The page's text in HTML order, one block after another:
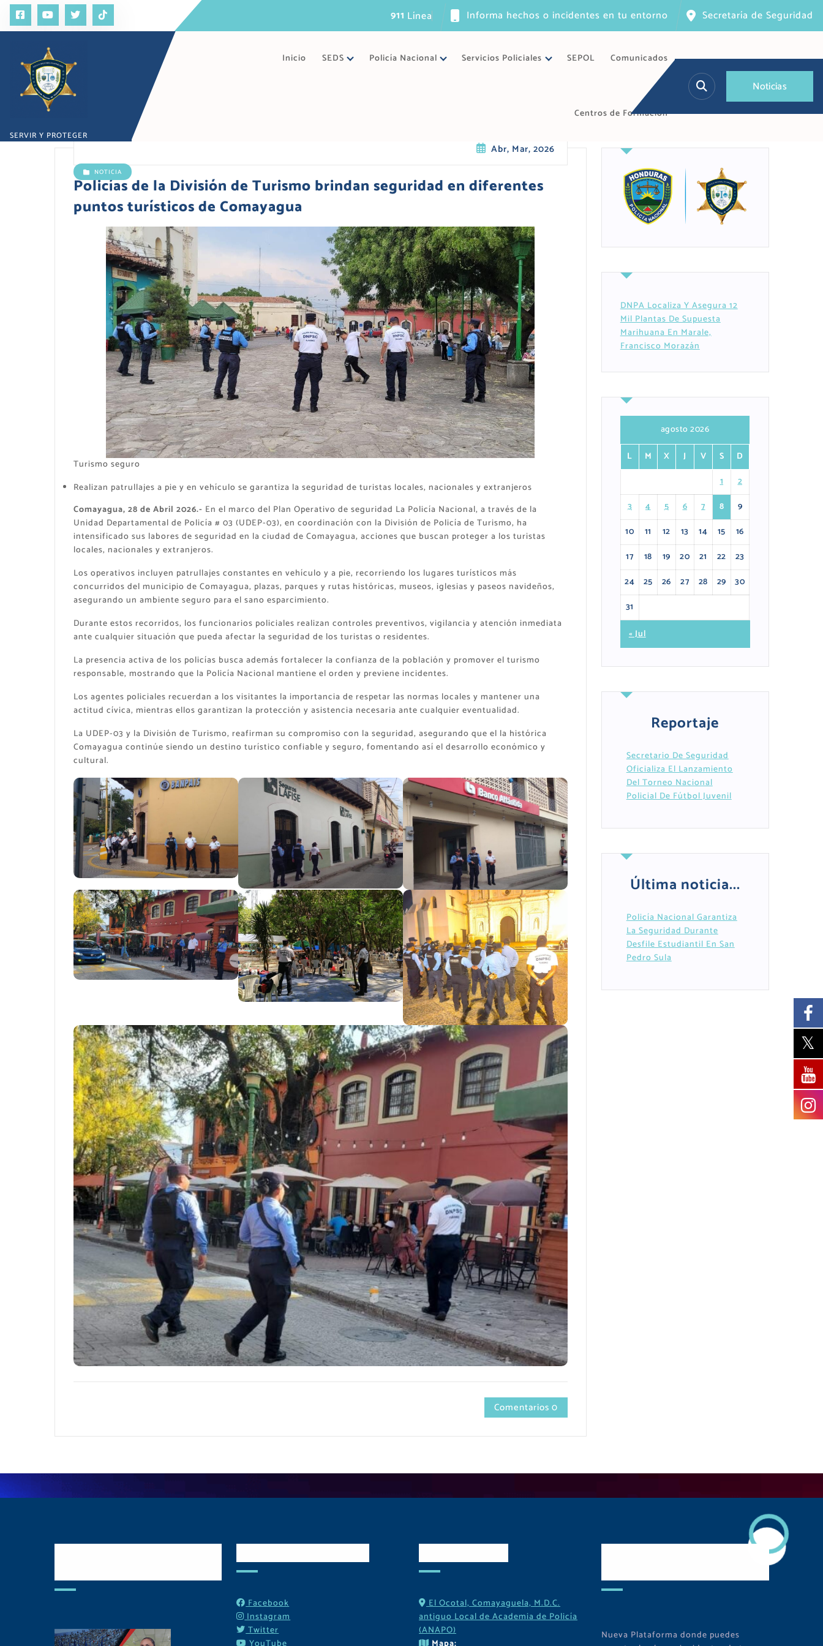
l
n
ún ca de Informa hechos o incidentes en tu entorno Secretaría de Seguridad
SERVIR Y PROTEGER
Inicio SEDS Policía Nacional Servicios Policiales SEPOL Comunicados
Centros de Formación
Noticias
Abr, Mar, 2026
NOTICIA
Policías de la División de Turismo brindan seguridad en diferentes
puntos turísticos de Comayagua
Turismo seguro
Realizan patrullajes a pie y en vehículo se garantiza la seguridad de turistas locales, nacionales y extranjeros
Comayagua, 28 de Abril 2026.- En el marco del Plan Operativo de seguridad La Policía Nacional, a través de la
Unidad Departamental de Policía # 03 (UDEP-03), en coordinación con la División de Policía de Turismo, ha
intensificado sus labores de seguridad en la ciudad de Comayagua, acciones que buscan proteger a los turistas
locales, nacionales y extranjeros.
Los operativos incluyen patrullajes constantes en vehículo y a pie, recorriendo los lugares turísticos más
concurridos del municipio de Comayagua, plazas, parques y rutas históricas, museos, iglesias y paseos navideños,
asegurando un ambiente seguro para el sano esparcimiento.
Durante estos recorridos, los funcionarios policiales realizan controles preventivos, vigilancia y atención inmediata
ante cualquier situación que pueda afectar la seguridad de los turistas o residentes.
La presencia activa de los policías busca además fortalecer la confianza de la población y promover el turismo
responsable, mostrando que la Policía Nacional mantiene el orden y previene incidentes.
Los agentes policiales recuerdan a los visitantes la importancia de respetar las normas locales y mantener una
actitud cívica, mientras ellos garantizan la protección y asistencia necesaria ante cualquier eventualidad.
La UDEP-03 y la División de Turismo, reafirman su compromiso con la seguridad, asegurando que el la histórica
Comayagua continúe siendo un destino turístico confiable y seguro, fomentando así el desarrollo económico y
cultural.
Comentarios 0
DNPA Localiza Y Asegura 12
Mil Plantas De Supuesta
Marihuana En Marale,
Francisco Morazán
agosto 2026
L
M X J V S
D
1
2
3
4 5 6 7 8
9
10
11 12 13 14 15
16
17
18 19 20 21 22
23
24
25 26 27 28 29
30
31
« Jul
Reportaje
Secretario De Seguridad
Oficializa El Lanzamiento
Del Torneo Nacional
Policial De Fútbol Juvenil
Última noticia...
Policía Nacional Garantiza
La Seguridad Durante
Desfile Estudiantil En San
Pedro Sula
Facebook
Instagram
Twitter
El Ocotal, Comayaguela, M.D.C.
antiguo Local de Academia de Policía
(ANAPO)
Nueva Plataforma donde puedes